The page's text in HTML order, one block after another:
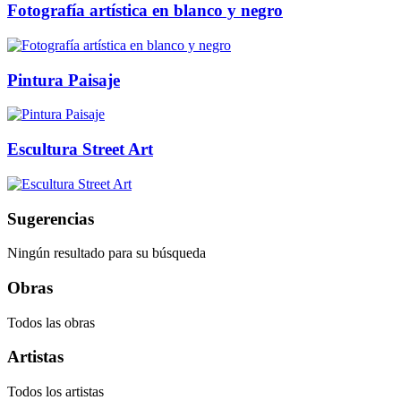
Fotografía artística en blanco y negro
Pintura Paisaje
Escultura Street Art
Sugerencias
Ningún resultado para su búsqueda
Obras
Todos las obras
Artistas
Todos los artistas